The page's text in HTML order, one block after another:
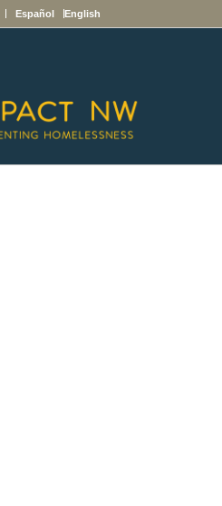
English
Español